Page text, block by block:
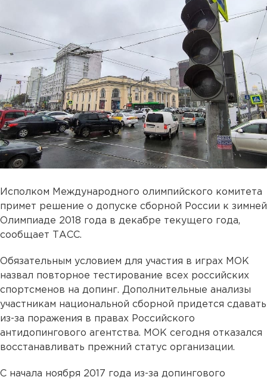
Исполком Международного олимпийского комитета
примет решение о допуске сборной России к зимней
Олимпиаде 2018 года в декабре текущего года,
сообщает ТАСС.
Обязательным условием для участия в играх МОК
назвал повторное тестирование всех российских
спортсменов на допинг. Дополнительные анализы
участникам национальной сборной придется сдавать
из-за поражения в правах Российского
антидопингового агентства. МОК сегодня отказался
восстанавливать прежний статус организации.
С начала ноября 2017 года из-за допингового